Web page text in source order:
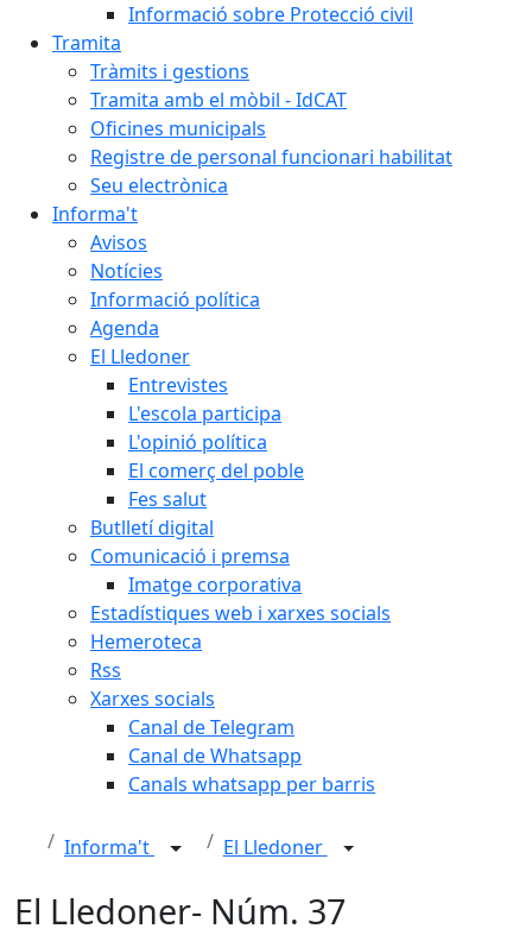
Informació sobre Protecció civil
Tramita
Tràmits i gestions
Tramita amb el mòbil - IdCAT
Oficines municipals
Registre de personal funcionari habilitat
Seu electrònica
Informa't
Avisos
Notícies
Informació política
Agenda
El Lledoner
Entrevistes
L'escola participa
L'opinió política
El comerç del poble
Fes salut
Butlletí digital
Comunicació i premsa
Imatge corporativa
Estadístiques web i xarxes socials
Hemeroteca
Rss
Xarxes socials
Canal de Telegram
Canal de Whatsapp
Canals whatsapp per barris
Informa't El Lledoner
El Lledoner- Núm. 37